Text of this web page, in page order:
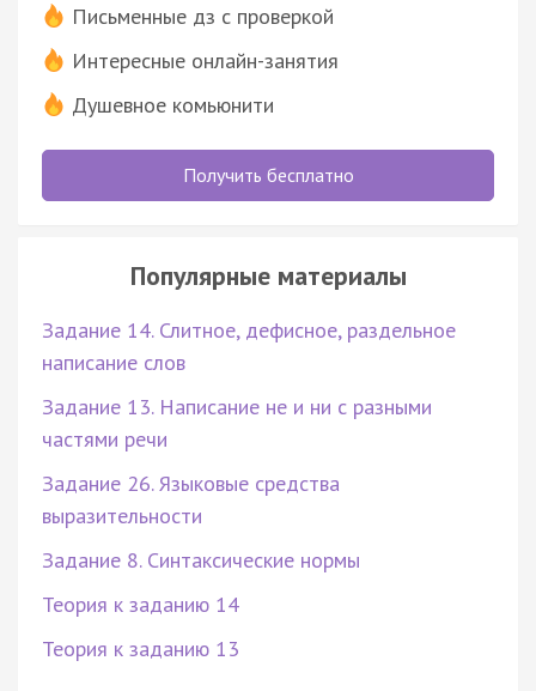
Письменные дз с проверкой
Интересные онлайн-занятия
Душевное комьюнити
Получить бесплатно
Популярные материалы
Задание 14. Слитное, дефисное, раздельное
написание слов
Задание 13. Написание не и ни с разными
частями речи
Задание 26. Языковые средства
выразительности
Задание 8. Синтаксические нормы
Теория к заданию 14
Теория к заданию 13